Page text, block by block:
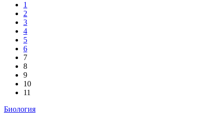
1
2
3
4
5
6
7
8
9
10
11
Биология